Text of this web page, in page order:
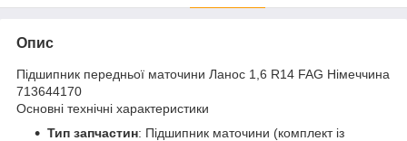
Опис
Підшипник передньої маточини Ланос 1,6 R14 FAG Німеччина
713644170
Основні технічні характеристики
Тип запчастин: Підшипник маточини (комплект із